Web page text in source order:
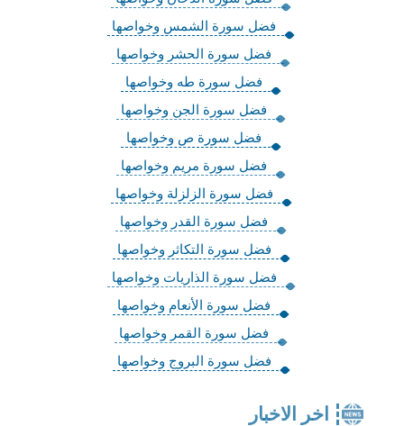
فضل سورة الشمس وخواصها
فضل سورة الحشر وخواصها
فضل سورة طه وخواصها
فضل سورة الجن وخواصها
فضل سورة ص وخواصها
فضل سورة مريم وخواصها
فضل سورة الزلزلة وخواصها
فضل سورة القدر وخواصها
فضل سورة التكاثر وخواصها
فضل سورة الذاريات وخواصها
فضل سورة الأنعام وخواصها
فضل سورة القمر وخواصها
فضل سورة البروج وخواصها
اخر الاخبار